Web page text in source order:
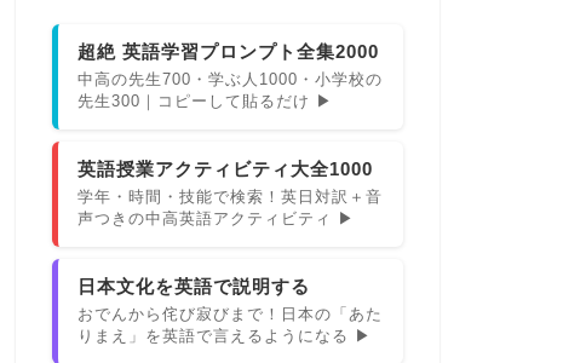
超絶 英語学習プロンプト全集2000
中高の先生700・学ぶ人1000・小学校の
先生300｜コピーして貼るだけ ▶
英語授業アクティビティ大全1000
学年・時間・技能で検索！英日対訳＋音
声つきの中高英語アクティビティ ▶
日本文化を英語で説明する
おでんから侘び寂びまで！日本の「あた
りまえ」を英語で言えるようになる ▶